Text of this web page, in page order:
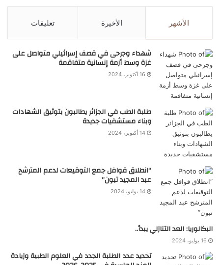
الأشهر الأخيرة تعليقات
شهداء وجرحى في قصف إسرائيلي متواصل على
غزة وسط أزمة إنسانية متفاقمة
16 أكتوبر، 2024
طلبة الطب في الجزائر يطالبون بتوثيق الشهادات
وبناء مستشفيات جديدة
14 أكتوبر، 2024
“انطلاق قوافل جمع التوقيعات لدعم المترشح
عبد المجيد تبون”
14 يوليو، 2024
البكالوريا: العد التنازلي يبدأ..
16 يوليو، 2024
تحديد عدد الطلبة الجدد في العلوم الطبية وزيادة